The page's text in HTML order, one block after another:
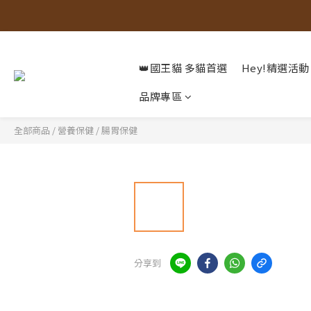
👑國王貓 多貓首選
Hey!精選活動
品牌專區
全部商品 / 營養保健 /腸胃保健
分享到